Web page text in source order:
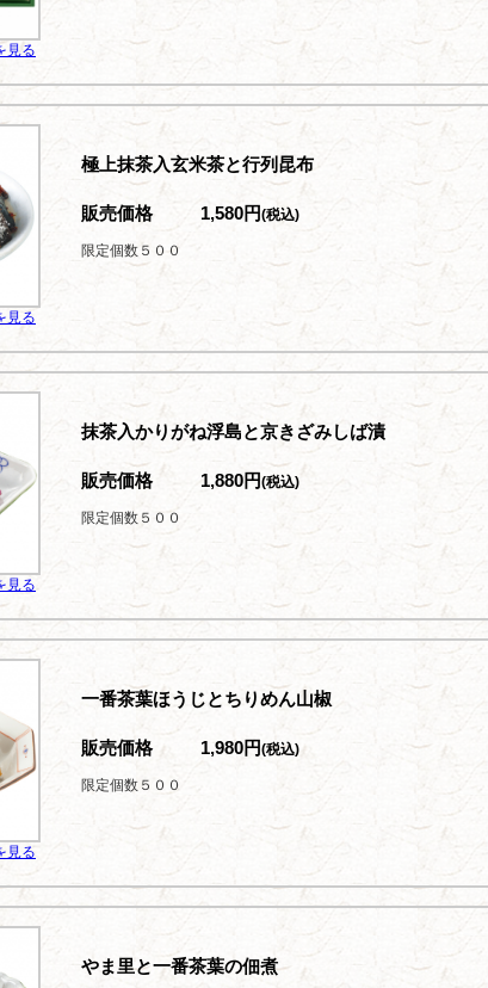
見る
見る
極上抹茶入玄米茶と行列昆布
販売価格 1,580円(税込)
限定個数５００
見る
抹茶入かりがね浮島と京きざみしば漬
販売価格 1,880円(税込)
限定個数５００
見る
一番茶葉ほうじとちりめん山椒
販売価格 1,980円(税込)
限定個数５００
やま里と一番茶葉の佃煮